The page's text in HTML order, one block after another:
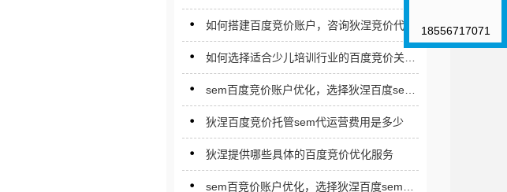
如何搭建百度竞价账户，咨询狄涅竞价代运
如何选择适合少儿培训行业的百度竞价关键
sem百度竞价账户优化，选择狄涅百度sem
狄涅百度竞价托管sem代运营费用是多少
狄涅提供哪些具体的百度竞价优化服务
sem百竞价账户优化，选择狄涅百度sem优
18556717071